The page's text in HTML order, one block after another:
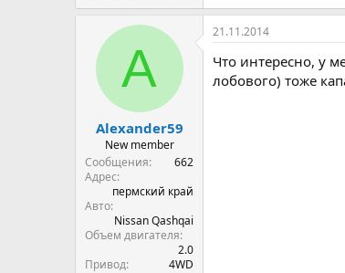
A
Alexander59
New member
Сообщения
662
Адрес
пермский край
Авто
Nissan Qashqai
Объем двигателя
2.0
Привод
4WD
21.11.2014
Что интересно, у
лобового) тоже